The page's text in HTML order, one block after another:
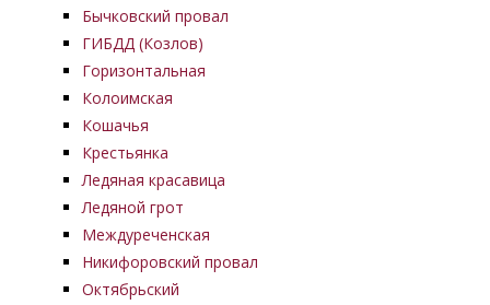
Бычковский провал
ГИБДД (Козлов)
Горизонтальная
Колоимская
Кошачья
Крестьянка
Ледяная красавица
Ледяной грот
Междуреченская
Никифоровский провал
Октябрьский